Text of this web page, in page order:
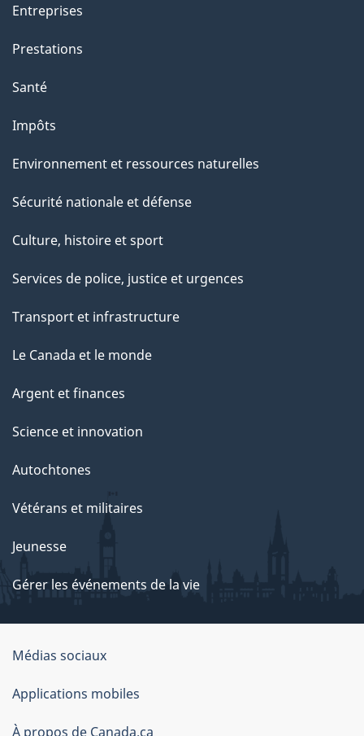
Entreprises
Prestations
Santé
Impôts
Environnement et ressources naturelles
Sécurité nationale et défense
Culture, histoire et sport
Services de police, justice et urgences
Transport et infrastructure
Le Canada et le monde
Argent et finances
Science et innovation
Autochtones
Vétérans et militaires
Jeunesse
Gérer les événements de la vie
Organisation
du
gouvernement
Médias sociaux
Applications mobiles
À propos de Canada.ca